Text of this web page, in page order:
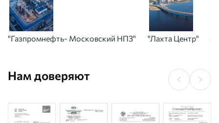
"Газпромнефть- Московский НПЗ" "Лахта Центр"
Нам доверяют